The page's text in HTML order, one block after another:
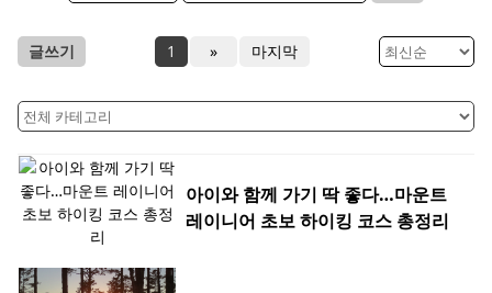
글쓰기 1 » 마지막
아이와 함께 가기 딱 좋다…마운트
레이니어 초보 하이킹 코스 총정리